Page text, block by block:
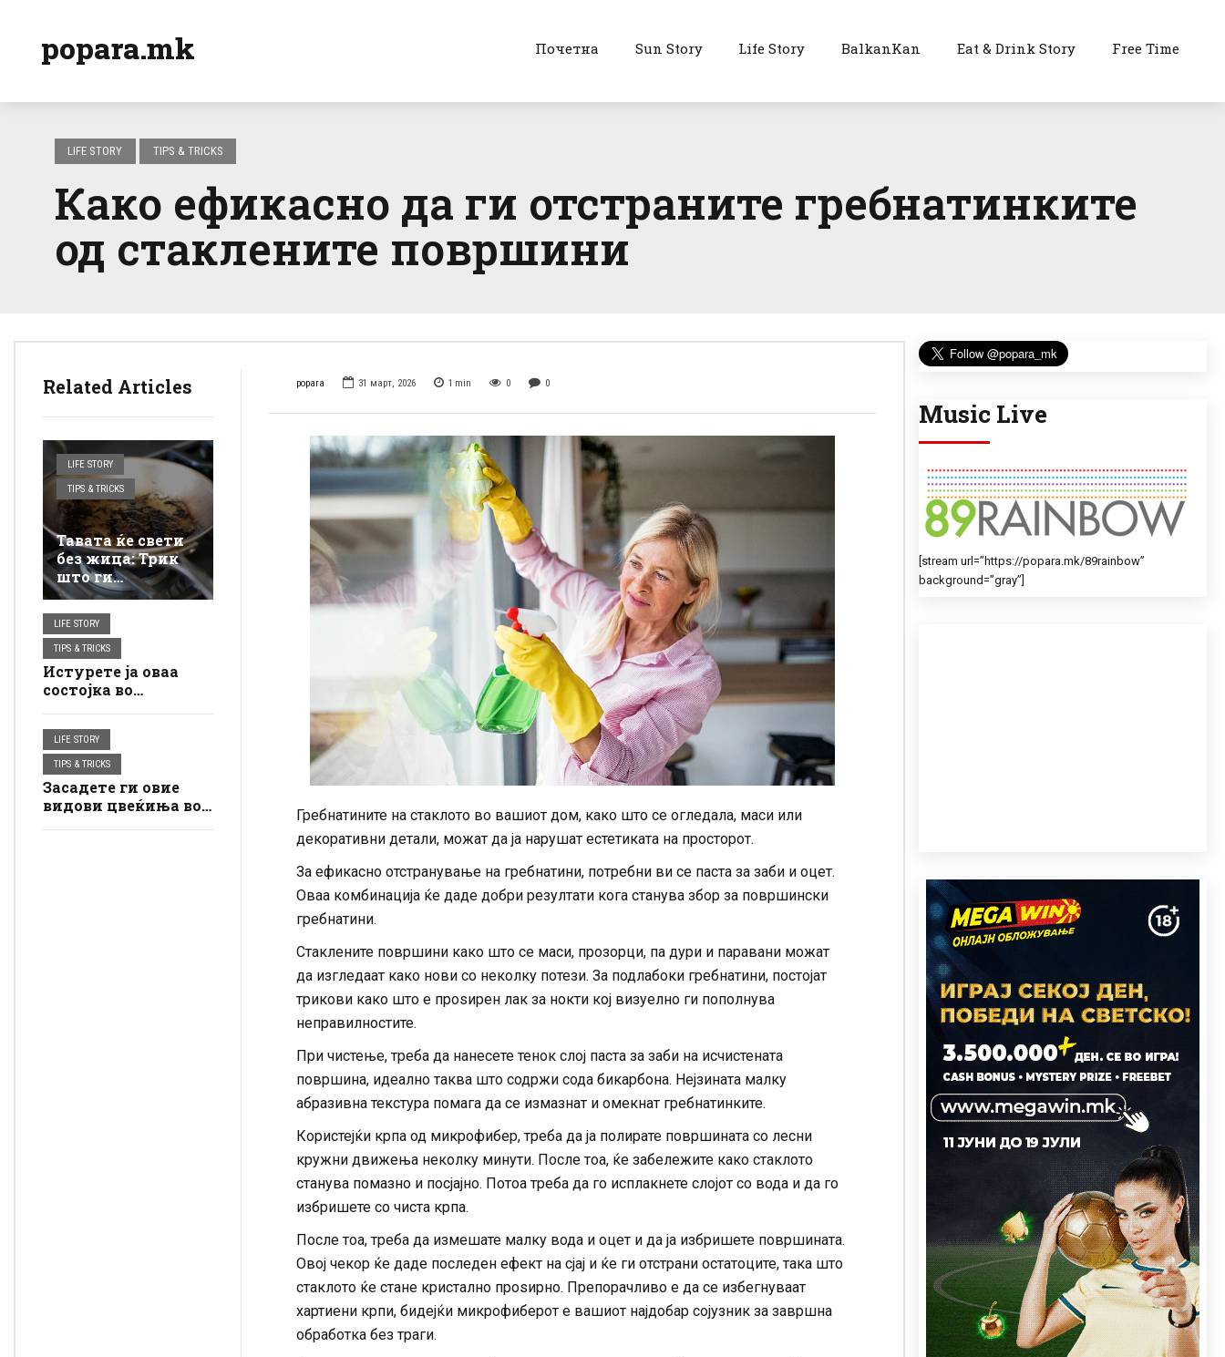
popara.mk Почетна Sun Story Life Story BalkanKan Eat & Drink Story Free Time
LIFE STORY TIPS & TRICKS
Како ефикасно да ги отстраните гребнатинките
од стаклените површини
Related Articles
LIFE STORY
TIPS & TRICKS
Тавата ќе свети
без жица: Трик
што ги
отстранува дури
и
најтврдокорните
наслаги
LIFE STORY
TIPS & TRICKS
Истурете ја оваа
состојка во
перење и ќе бидете
изненадени од
резултатот:
Дамките се
отстрануваат
полесно, а облеката
изгледа посвежа
LIFE STORY
TIPS & TRICKS
Засадете ги овие
видови цвеќиња во
popara 31 март, 2026 1 min 0 0
Гребнатините на стаклото во вашиот дом, како што се огледала, маси или
декоративни детали, можат да ја нарушат естетиката на просторот.
За ефикасно отстранување на гребнатини, потребни ви се паста за заби и оцет.
Оваа комбинација ќе даде добри резултати кога станува збор за површински
гребнатини.
Стаклените површини како што се маси, прозорци, па дури и паравани можат
да изгледаат како нови со неколку потези. За подлабоки гребнатини, постојат
трикови како што е проѕирен лак за нокти кој визуелно ги пополнува
неправилностите.
При чистење, треба да нанесете тенок слој паста за заби на исчистената
површина, идеално таква што содржи сода бикарбона. Нејзината малку
абразивна текстура помага да се измазнат и омекнат гребнатинките.
Користејќи крпа од микрофибер, треба да ја полирате површината со лесни
кружни движења неколку минути. После тоа, ќе забележите како стаклото
станува помазно и посјајно. Потоа треба да го исплакнете слојот со вода и да го
избришете со чиста крпа.
После тоа, треба да измешате малку вода и оцет и да ја избришете површината.
Овој чекор ќе даде последен ефект на сјај и ќе ги отстрани остатоците, така што
стаклото ќе стане кристално проѕирно. Препорачливо е да се избегнуваат
хартиени крпи, бидејќи микрофиберот е вашиот најдобар сојузник за завршна
обработка без траги.
Music Live
[stream url=”https://popara.mk/89rainbow”
background=”gray”]